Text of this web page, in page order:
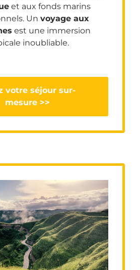
et aux fonds marins
Un voyage aux
est une immersion
inoubliable.
votre séjour sur-
mesure >>